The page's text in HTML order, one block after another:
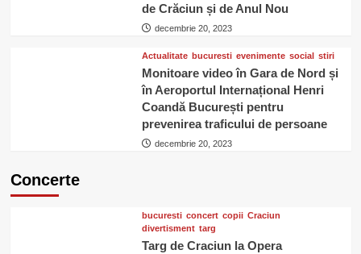
de Crăciun și de Anul Nou
decembrie 20, 2023
Actualitate bucuresti evenimente social stiri
Monitoare video în Gara de Nord și
în Aeroportul Internațional Henri
Coandă București pentru
prevenirea traficului de persoane
decembrie 20, 2023
Concerte
bucuresti concert copii Craciun
divertisment targ
Targ de Craciun la Opera